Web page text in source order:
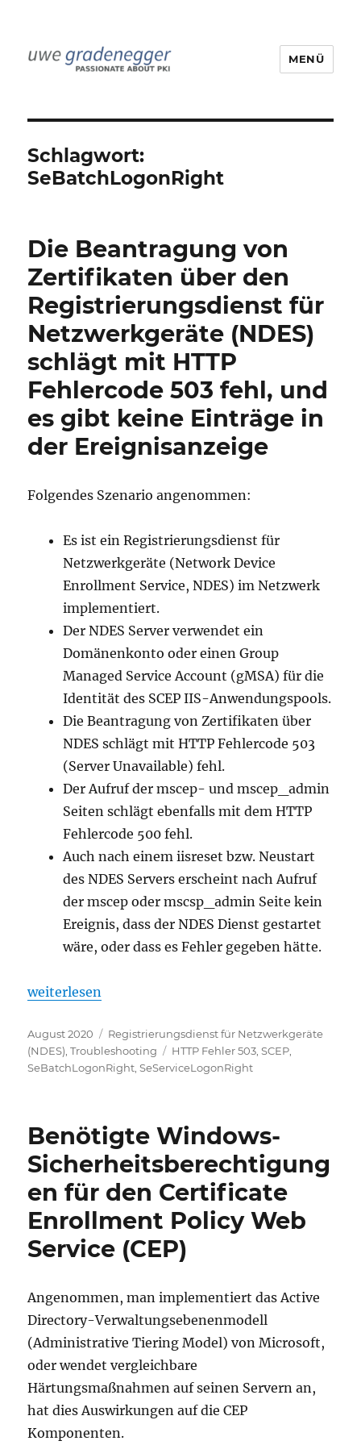
MENÜ
Schlagwort:
SeBatchLogonRight
Die Beantragung von
Zertifikaten über den
Registrierungsdienst für
Netzwerkgeräte (NDES)
schlägt mit HTTP
Fehlercode 503 fehl, und
es gibt keine Einträge in
der Ereignisanzeige
Folgendes Szenario angenommen:
Es ist ein Registrierungsdienst für
Netzwerkgeräte (Network Device
Enrollment Service, NDES) im Netzwerk
implementiert.
Der NDES Server verwendet ein
Domänenkonto oder einen Group
Managed Service Account (gMSA) für die
Identität des SCEP IIS-Anwendungspools.
Die Beantragung von Zertifikaten über
NDES schlägt mit HTTP Fehlercode 503
(Server Unavailable) fehl.
Der Aufruf der mscep- und mscep_admin
Seiten schlägt ebenfalls mit dem HTTP
Fehlercode 500 fehl.
Auch nach einem iisreset bzw. Neustart
des NDES Servers erscheint nach Aufruf
der mscep oder mscsp_admin Seite kein
Ereignis, dass der NDES Dienst gestartet
wäre, oder dass es Fehler gegeben hätte.
„Die Beantragung von Zertifikaten über den
weiterlesen
Veröffentlicht
am
August 2020 Kategorien
Registrierungsdienst für Netzwerkgeräte
(NDES) ,Troubleshooting Schlagwörter
HTTP Fehler 503 ,SCEP
SeBatchLogonRight ,SeServiceLogonRight
Benötigte Windows-
Sicherheitsberechtigung
en für den Certificate
Enrollment Policy Web
Service (CEP)
Angenommen, man implementiert das Active
Directory-Verwaltungsebenenmodell
(Administrative Tiering Model) von Microsoft,
oder wendet vergleichbare
Härtungsmaßnahmen auf seinen Servern an,
hat dies Auswirkungen auf die CEP
Komponenten.